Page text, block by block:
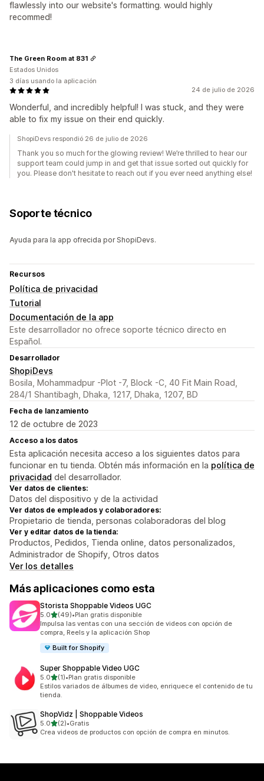
flawlessly into our website's formatting. would highly
recommed!
24 de julio de 2026
Wonderful, and incredibly helpful! I was stuck, and they were
able to fix my issue on their end quickly.
The Green Room at 831
Estados Unidos
3 días usando la aplicación
ShopiDevs respondió 26 de julio de 2026
Thank you so much for the glowing review! We’re thrilled to hear our
support team could jump in and get that issue sorted out quickly for
you. Please don't hesitate to reach out if you ever need anything else!
Soporte técnico
Ayuda para la app ofrecida por ShopiDevs.
Recursos
Política de privacidad
Tutorial
Documentación de la app
Este desarrollador no ofrece soporte técnico directo en
Español.
Desarrollador
ShopiDevs
Bosila, Mohammadpur -Plot -7, Block -C, 40 Fit Main Road,
284/1 Shantibagh, Dhaka, 1217, Dhaka, 1207, BD
Fecha de lanzamiento
12 de octubre de 2023
Acceso a los datos
Esta aplicación necesita acceso a los siguientes datos para
funcionar en tu tienda. Obtén más información en la política de
privacidad del desarrollador.
Ver datos de clientes:
Datos del dispositivo y de la actividad
Ver datos de empleados y colaboradores:
Propietario de tienda, personas colaboradoras del blog
Ver y editar datos de la tienda:
Productos, Pedidos, Tienda online, datos personalizados,
Administrador de Shopify, Otros datos
Ver los detalles
Más aplicaciones como esta
Storista Shoppable Videos UGC
5.0de 5 estrellas
(49)
49 reseñas en total
•Plan gratis disponible
Impulsa las ventas con una sección de videos con opción de
compra, Reels y la aplicación Shop
Built for Shopify
Super Shoppable Video UGC
5.0de 5 estrellas
(1)
1 reseñas en total
•Plan gratis disponible
Estilos variados de álbumes de video, enriquece el contenido de tu
tienda.
ShopVidz | Shoppable Videos
5.0de 5 estrellas
(2)
2 reseñas en total
•Gratis
Crea videos de productos con opción de compra en minutos.